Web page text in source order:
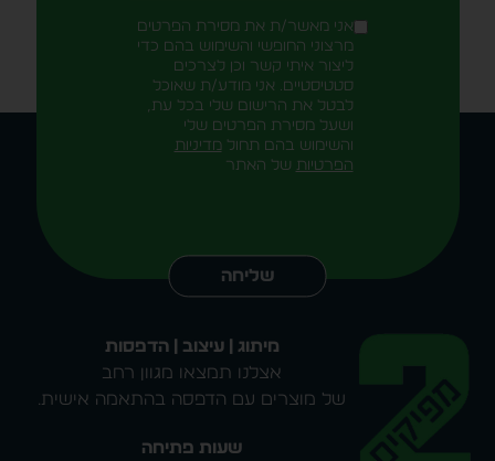
אני מאשר/ת את מסירת הפרטים
מרצוני החופשי והשימוש בהם כדי
ליצור איתי קשר וכן לצרכים
סטטיסטיים. אני מודע/ת שאוכל
לבטל את הרישום שלי בכל עת,
ושעל מסירת הפרטים שלי
והשימוש בהם תחול מדיניות
הפרטיות של האתר
שליחה
מיתוג | עיצוב | הדפסות
אצלנו תמצאו מגוון רחב
של מוצרים עם הדפסה בהתאמה אישית.
שעות פתיחה